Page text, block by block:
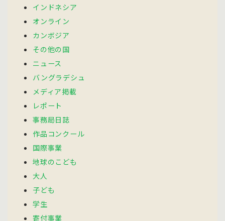
インドネシア
オンライン
カンボジア
その他の国
ニュース
バングラデシュ
メディア掲載
レポート
事務局日誌
作品コンクール
国際事業
地球のこども
大人
子ども
学生
寄付事業